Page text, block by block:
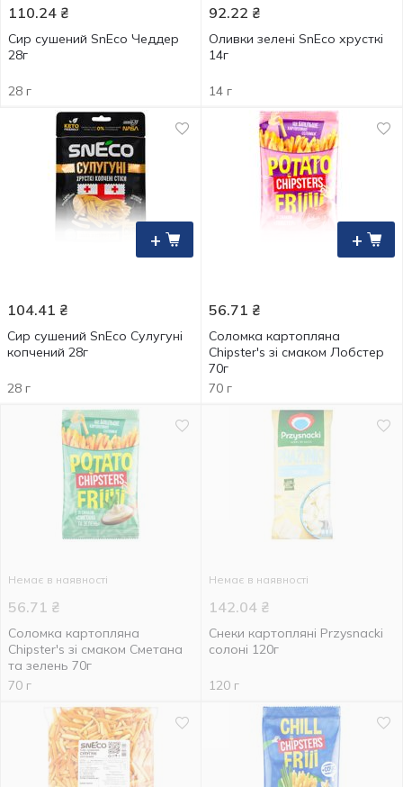
110.24 ₴
Сир сушений SnEco Чеддер
28г
28 г
92.22 ₴
Оливки зелені SnEco хрусткі
14г
14 г
+
104.41 ₴
Сир сушений SnEco Сулугуні
копчений 28г
28 г
+
56.71 ₴
Соломка картопляна
Chipster's зі смаком Лобстер
70г
70 г
Немає в наявності
56.71 ₴
Соломка картопляна
Chipster's зі смаком Сметана
та зелень 70г
70 г
Немає в наявності
142.04 ₴
Снеки картопляні Przysnacki
солоні 120г
120 г